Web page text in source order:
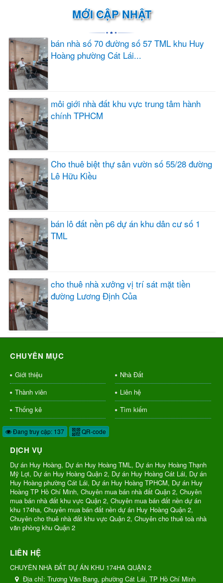
MỚI CẬP NHẬT
bán nhà số 70 đường số 57 TML khu Huy
Hoàng phường Cát Lái...
môi giới nhà đất khu vực trung tâm hành
chính TPHCM
Cho thuê biệt thự sân vườn số 55/28 đường
Lê Hữu Kiều
bán lô đất nền p6 dự án khu dân cư số 1
TML
cho thuê nhà xưởng vị trí sát mặt tiền
đường Lương Định Của
CHUYÊN MỤC
Giới thiệu
Nhà Đất
Thành viên
Liên hệ
Thống kê
Tìm kiếm
Đang truy cập: 137 QR-code
DỊCH VỤ
Dự án Huy Hoàng, Dự án Huy Hoàng TML, Dự án Huy Hoàng Thạnh
Mỹ Lợi, Dự án Huy Hoàng Quận 2, Dự án Huy Hoàng Cát Lái, Dự án
Huy Hoàng phường Cát Lái, Dự án Huy Hoàng TPHCM, Dự án Huy
Hoàng TP Hồ Chí Minh, Chuyên mua bán nhà đất Quận 2, Chuyên
mua bán nhà đất khu vực Quận 2, Chuyên mua bán đất nền dự án
khu 174ha, Chuyên mua bán đất nền dự án Huy Hoàng Quận 2,
Chuyên cho thuê nhà đất khu vực Quận 2, Chuyên cho thuê toà nhà
văn phòng khu Quận 2
LIÊN HỆ
CHUYÊN NHÀ ĐẤT DỰ ÁN KHU 174HA QUẬN 2
Địa chỉ: Trương Văn Bang, phường Cát Lái, TP Hồ Chí Minh